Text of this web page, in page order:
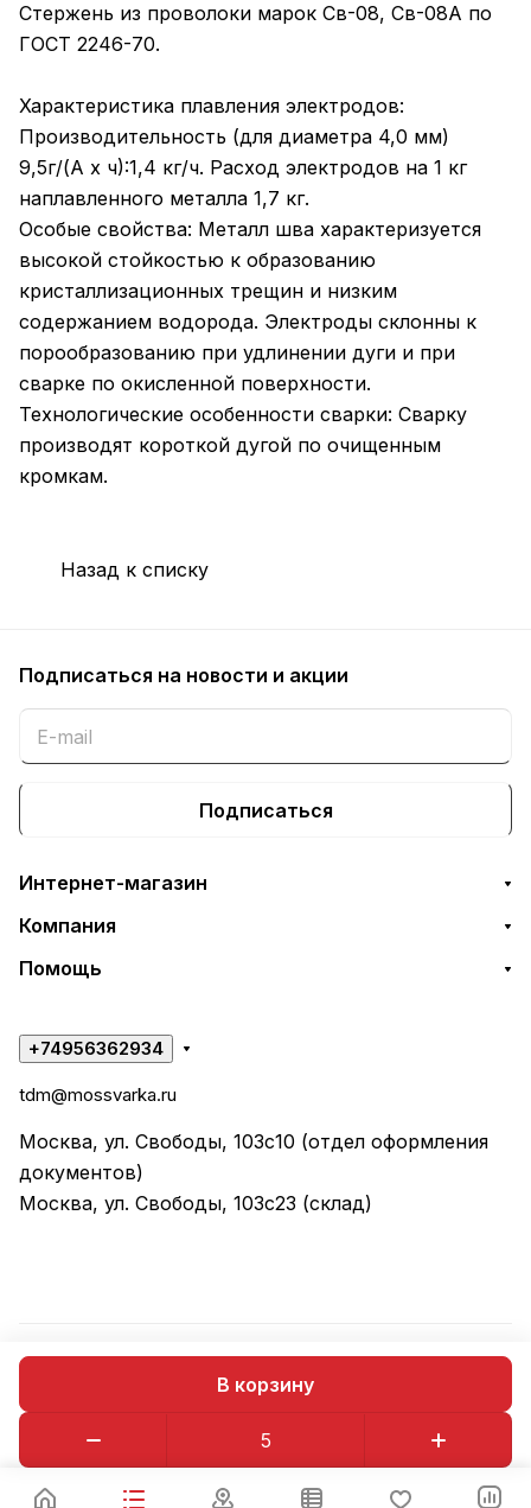
В корзину
Стержень из проволоки марок Св-08, Св-08А по
ГОСТ 2246-70.
Характеристика плавления электродов:
Производительность (для диаметра 4,0 мм)
9,5г/(А x ч):1,4 кг/ч. Расход электродов на 1 кг
наплавленного металла 1,7 кг.
Особые свойства: Металл шва характеризуется
высокой стойкостью к образованию
кристаллизационных трещин и низким
содержанием водорода. Электроды склонны к
порообразованию при удлинении дуги и при
сварке по окисленной поверхности.
Технологические особенности сварки: Сварку
производят короткой дугой по очищенным
кромкам.
Назад к списку
Подписаться на новости и акции
Подписаться
Интернет-магазин
Компания
Помощь
+74956362934
tdm@mossvarka.ru
Москва, ул. Свободы, 103с10 (отдел оформления
документов)
Москва, ул. Свободы, 103с23 (склад)
© 2026 ООО "ТД МОССВАРКА"